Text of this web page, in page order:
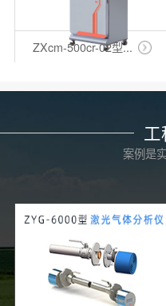
ZXcm-500cr-02型...
案例是